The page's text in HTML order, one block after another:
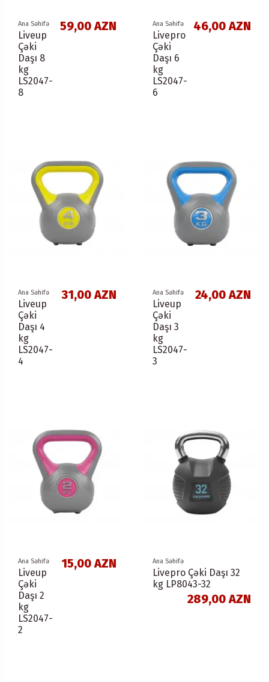
Ana Səhifə
Liveup
Çəki
Daşı 8
kg
LS2047-
8
59,00 AZN Ana Səhifə
Livepro
Çəki
Daşı 6
kg
LS2047-
6
46,00 AZN
Ana Səhifə
Liveup
Çəki
Daşı 4
kg
LS2047-
4
31,00 AZN Ana Səhifə
Liveup
Çəki
Daşı 3
kg
LS2047-
3
24,00 AZN
Ana Səhifə
Liveup
Çəki
Daşı 2
kg
LS2047-
2
15,00 AZN Ana Səhifə
Livepro Çəki Daşı 32
kg LP8043-32
289,00 AZN